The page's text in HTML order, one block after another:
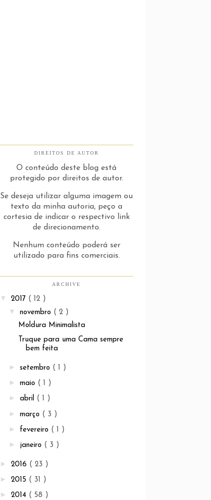
DIREITOS DE AUTOR
O conteúdo deste blog está
protegido por direitos de autor.
Se deseja utilizar alguma imagem ou
texto da minha autoria, peço a
cortesia de indicar o respectivo link
de direcionamento.
Nenhum conteúdo poderá ser
utilizado para fins comerciais.
ARCHIVE
▼ 2017 ( 12 )
▼ novembro ( 2 )
Moldura Minimalista
Truque para uma Cama sempre
bem feita
► setembro ( 1 )
► maio ( 1 )
► abril ( 1 )
► março ( 3 )
► fevereiro ( 1 )
► janeiro ( 3 )
► 2016 ( 23 )
► 2015 ( 31 )
► 2014 ( 58 )